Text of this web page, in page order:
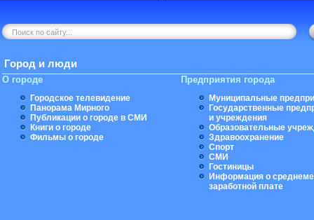
Город и люди
О городе
Городское телевидение
Панорама Мирного
Публикации о городе в СМИ
Книги о городе
Фильмы о городе
Предприятия города
Муниципальные
Государственные
и учреждения
Образовательные
Здравоохранение
Спорт
СМИ
Гостиницы
Информация о
заработной плате